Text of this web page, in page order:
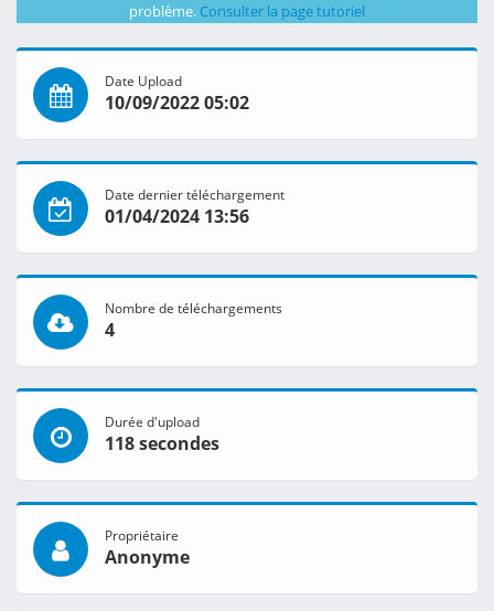
problème. Consulter la page tutoriel
Date Upload
10/09/2022 05:02
Date dernier téléchargement
01/04/2024 13:56
Nombre de téléchargements
4
Durée d'upload
118 secondes
Propriétaire
Anonyme